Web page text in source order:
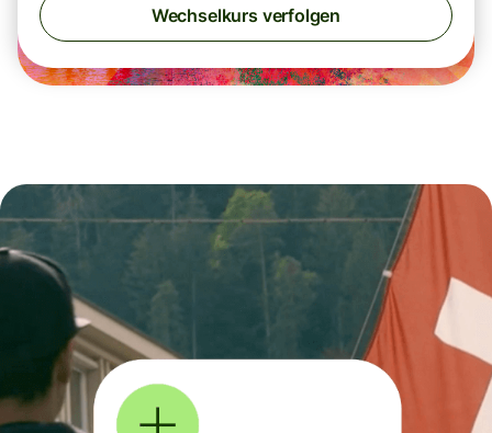
Wechselkurs verfolgen